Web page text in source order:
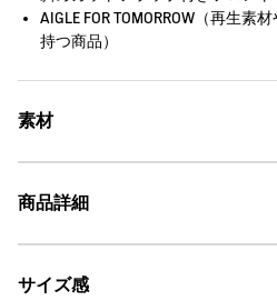
AIGLE FOR TOMORROW（再生
持つ商品）
素材
防水性・防風性・透湿性に優れたリ
商品詳細
・色：ロマラン (005)
サイズ感